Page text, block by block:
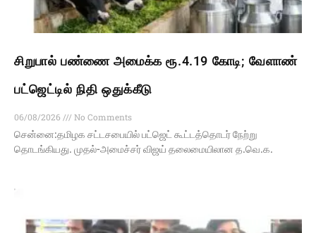
சிறுபால் பண்ணை அமைக்க ரூ.4.19 கோடி; வேளாண்
பட்ஜெட்டில் நிதி ஒதுக்கீடு
06/08/2026
No Comments
சென்னை:தமிழக சட்டசபையில் பட்ஜெட் கூட்டத்தொடர் நேற்று
தொடங்கியது. முதல்-அமைச்சர் விஜய் தலைமையிலான த.வெ.க.